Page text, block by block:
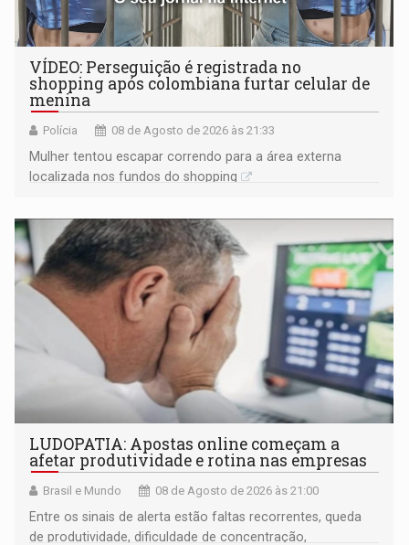
VÍDEO: Perseguição é registrada no
shopping após colombiana furtar celular de
menina
Polícia 08 de Agosto de 2026 às 21:33
Mulher tentou escapar correndo para a área externa
localizada nos fundos do shopping
LUDOPATIA: Apostas online começam a
afetar produtividade e rotina nas empresas
Brasil e Mundo 08 de Agosto de 2026 às 21:00
Entre os sinais de alerta estão faltas recorrentes, queda
de produtividade, dificuldade de concentração,